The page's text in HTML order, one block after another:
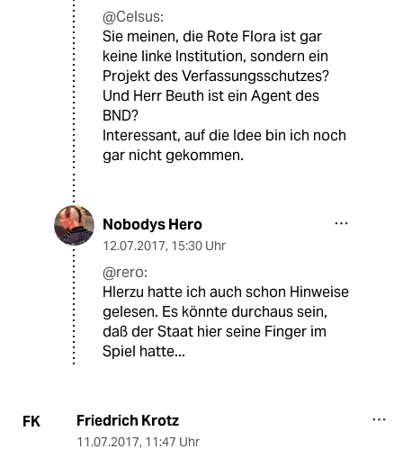
@Celsus:
Sie meinen, die Rote Flora ist gar
keine linke Institution, sondern ein
Projekt des Verfassungsschutzes?
Und Herr Beuth ist ein Agent des
BND?
Interessant, auf die Idee bin ich noch
gar nicht gekommen.
Nobodys Hero
12.07.2017, 15:30 Uhr
@rero:
HIerzu hatte ich auch schon Hinweise
gelesen. Es könnte durchaus sein,
daß der Staat hier seine Finger im
Spiel hatte...
FK Friedrich Krotz
11.07.2017, 11:47 Uhr